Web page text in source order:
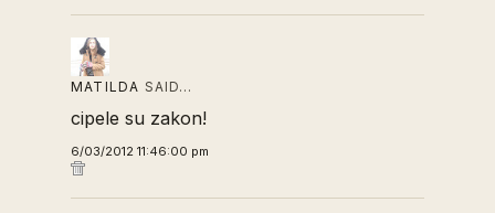
MATILDA SAID…
cipele su zakon!
6/03/2012 11:46:00 pm